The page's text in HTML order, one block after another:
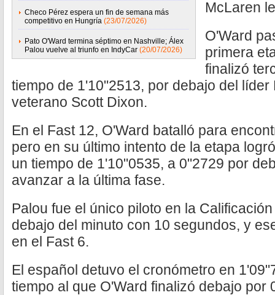
Checo Pérez espera un fin de semana más
competitivo en Hungría (23/07/2026)
Pato O'Ward termina séptimo en Nashville; Álex
Palou vuelve al triunfo en IndyCar (20/07/2026)
McLaren
O'Ward
primera
finalizó
tiempo de 1'10"2513, por debajo del líder
veterano Scott Dixon.
En el Fast 12, O'Ward batalló para
pero en su último intento de la etapa
un tiempo de 1'10"0535, a 0"2729 por
avanzar a la última fase.
Palou fue el único piloto en la
debajo del minuto con 10 segundos, y
en el Fast 6.
El español detuvo el cronómetro en
tiempo al que O'Ward finalizó debajo por